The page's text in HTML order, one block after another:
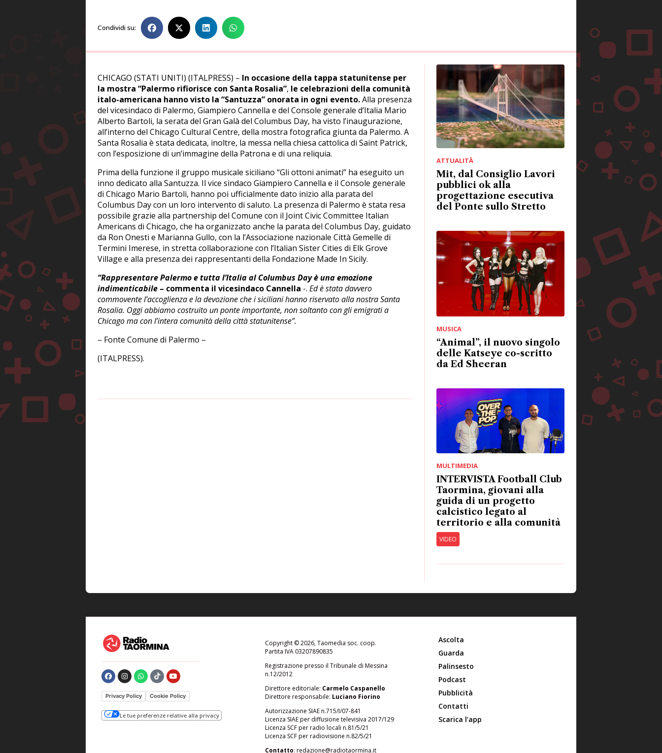
Condividi su:
CHICAGO (STATI UNITI) (ITALPRESS) – In occasione della tappa statunitense per
la mostra “Palermo rifiorisce con Santa Rosalia”, le celebrazioni della comunità
italo-americana hanno visto la “Santuzza” onorata in ogni evento.Alla presenza
del vicesindaco di Palermo, Giampiero Cannella e del Console generale d’Italia Mario
Alberto Bartoli, la serata del Gran Galà del Columbus Day, ha visto l’inaugurazione,
all’interno del Chicago Cultural Centre, della mostra fotografica giunta da Palermo. A
Santa Rosalia è stata dedicata, inoltre, la messa nella chiesa cattolica di Saint Patrick,
con l’esposizione di un’immagine della Patrona e di una reliquia.
Prima della funzione il gruppo musicale siciliano “Gli ottoni animati” ha eseguito un
inno dedicato alla Santuzza. Il vice sindaco Giampiero Cannella e il Console generale
di Chicago Mario Bartoli, hanno poi ufficialmente dato inizio alla parata del
Columbus Day con un loro intervento di saluto. La presenza di Palermo è stata resa
possibile grazie alla partnership del Comune con il Joint Civic Committee Italian
Americans di Chicago, che ha organizzato anche la parata del Columbus Day, guidato
da Ron Onesti e Marianna Gullo, con la l’Associazione nazionale Città Gemelle di
Termini Imerese, in stretta collaborazione con l’Italian Sister Cities di Elk Grove
Village e alla presenza dei rappresentanti della Fondazione Made In Sicily.
“Rappresentare Palermo e tutta l’Italia al Columbus Day è una emozione
indimenticabile – commenta il vicesindaco Cannella -. Ed è stata davvero
commovente l’accoglienza e la devozione che i siciliani hanno riservato alla nostra Santa
Rosalia. Oggi abbiamo costruito un ponte importante, non soltanto con gli emigrati a
Chicago ma con l’intera comunità della città statunitense”.
– Fonte Comune di Palermo –
(ITALPRESS).
ATTUALITÀ
Mit, dal Consiglio Lavori
pubblici ok alla
progettazione esecutiva
del Ponte sullo Stretto
MUSICA
“Animal”, il nuovo singolo
delle Katseye co-scritto
da Ed Sheeran
MULTIMEDIA
INTERVISTA Football Club
Taormina, giovani alla
guida di un progetto
calcistico legato al
territorio e alla comunità
VIDEO
Privacy Policy Cookie Policy
Le tue preferenze relative alla privacy
Copyright © 2026, Taomedia soc. coop.
Partita IVA 03207890835
Registrazione presso il Tribunale di Messina
n.12/2012
Direttore editoriale: Carmelo Caspanello
Direttore responsabile: Luciano Fiorino
Autorizzazione SIAE n.715/I/07-841
Licenza SIAE per diffusione televisiva 2017/129
Licenza SCF per radio locali n.81/5/21
Licenza SCF per radiovisione n.82/5/21
Contatto: redazione@radiotaormina.it
Ascolta
Guarda
Palinsesto
Podcast
Pubblicità
Contatti
Scarica l’app